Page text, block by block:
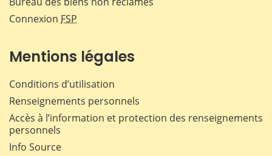
Connexion FSP
Mentions légales
Conditions d’utilisation
Renseignements personnels
Accès à l’information et protection des renseignements
personnels
Info Source